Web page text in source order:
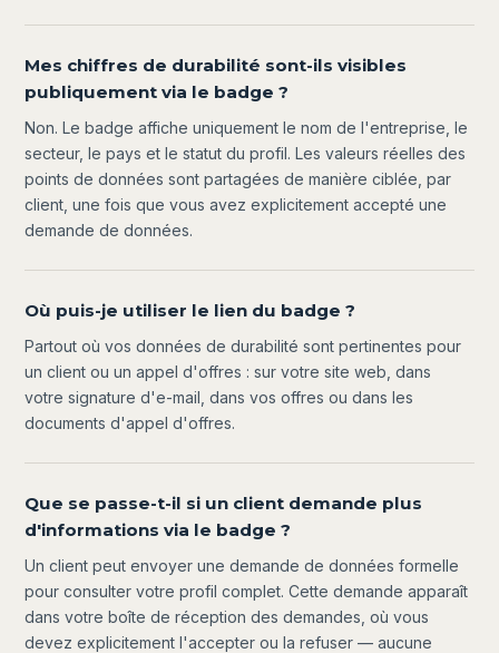
Mes chiffres de durabilité sont-ils visibles
publiquement via le badge ?
Non. Le badge affiche uniquement le nom de l'entreprise, le
secteur, le pays et le statut du profil. Les valeurs réelles des
points de données sont partagées de manière ciblée, par
client, une fois que vous avez explicitement accepté une
demande de données.
Où puis-je utiliser le lien du badge ?
Partout où vos données de durabilité sont pertinentes pour
un client ou un appel d'offres : sur votre site web, dans
votre signature d'e-mail, dans vos offres ou dans les
documents d'appel d'offres.
Que se passe-t-il si un client demande plus
d'informations via le badge ?
Un client peut envoyer une demande de données formelle
pour consulter votre profil complet. Cette demande apparaît
dans votre boîte de réception des demandes, où vous
devez explicitement l'accepter ou la refuser — aucune